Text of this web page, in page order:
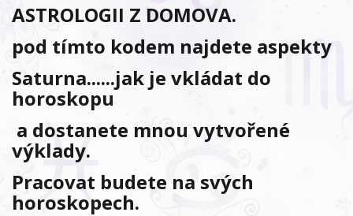
ASTROLOGII Z DOMOVA.
pod tímto kodem najdete aspekty
Saturna......jak je vkládat do
horoskopu
a dostanete mnou vytvořené
výklady.
Pracovat budete na svých
horoskopech.